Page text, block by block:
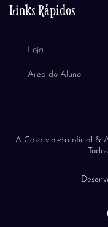
Links Rápidos
Loja
Área do Aluno
A Casa violeta oficial &